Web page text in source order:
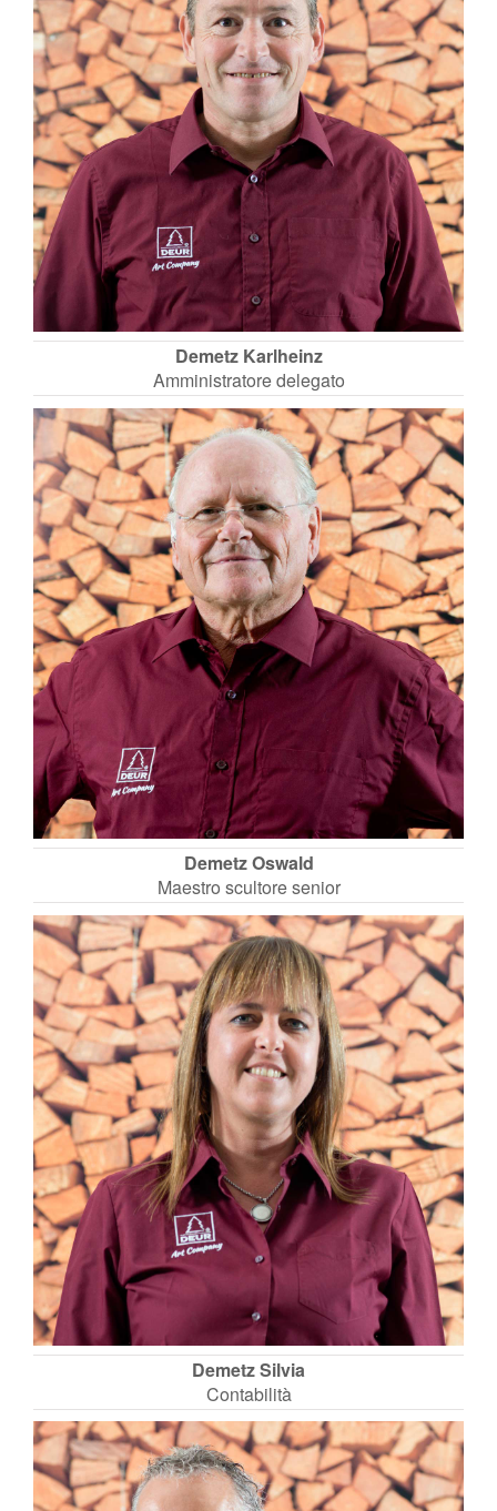
Demetz Karlheinz
Amministratore delegato
Demetz Oswald
Maestro scultore senior
Demetz Silvia
Contabilità